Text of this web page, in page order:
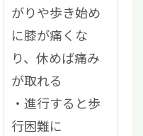
がりや歩き始め
に膝が痛くな
り、休めば痛み
が取れる
進行すると歩
行困難に